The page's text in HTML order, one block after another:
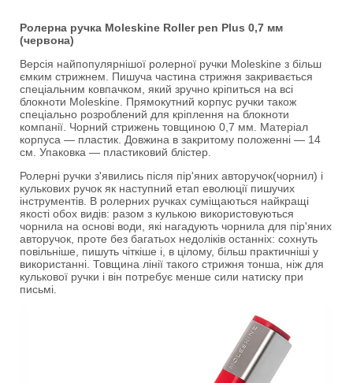
Ролерна ручка Moleskine Roller pen Plus 0,7 мм
(червона)
Версія найпопулярнішої ролерної ручки Moleskine з більш
ємким стрижнем. Пишуча частина стрижня закривається
спеціальним ковпачком, який зручно кріпиться на всі
блокноти Moleskine. Прямокутний корпус ручки також
спеціально розроблений для кріплення на блокноти
компанії. Чорний стрижень товщиною 0,7 мм. Матеріал
корпуса — пластик. Довжина в закритому положенні — 14
см. Упаковка — пластиковий блістер.
Ролерні ручки з'явились після пір'яних авторучок(чорнил) і
кулькових ручок як наступний етап еволюції пишучих
інструментів. В ролерних ручках суміщаються найкращі
якості обох видів: разом з кулькою використовуються
чорнила на основі води, які нагадують чорнила для пір'яних
авторучок, проте без багатьох недоліків останніх: сохнуть
повільніше, пишуть чіткіше і, в цілому, більш практичніші у
використанні. Товщина лінії такого стрижня тонша, ніж для
кулькової ручки і він потребує менше сили натиску при
письмі.